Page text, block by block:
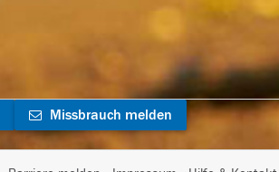
Missbrauch melden